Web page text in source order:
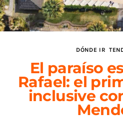
DÓNDE IR
TENDENCIAS
AGENDA
DÓNDE IR
El paraíso
Rafael: el
inclusive